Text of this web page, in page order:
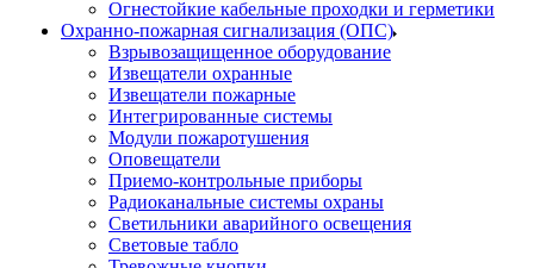
Огнестойкие кабельные проходки и герметики
Охранно-пожарная сигнализация (ОПС)
Взрывозащищенное оборудование
Извещатели охранные
Извещатели пожарные
Интегрированные системы
Модули пожаротушения
Оповещатели
Приемо-контрольные приборы
Радиоканальные системы охраны
Светильники аварийного освещения
Световые табло